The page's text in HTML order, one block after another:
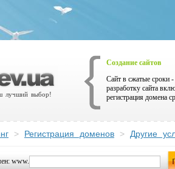
лучший выбор!
Создание сайтов
Сайт в сжатые сроки
разработку сайта
регистрация домена
> Регистрация доменов > Другие
www.